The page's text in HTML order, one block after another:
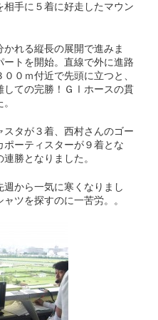
手に５着に好走したマウン
れる縦長の展開で進みま
トを開始。直線で外に進路
０ｍ付近で先頭に立つと、
しての完勝！ＧⅠホースの貫
タが３着、西村さんのゴー
ーティスターが９着とな
勝となりました。
から一気に寒くなりまし
ツを探すのに一苦労。。